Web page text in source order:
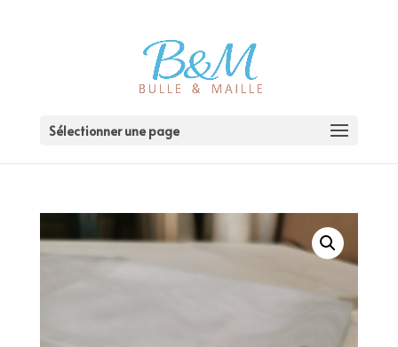
Sélectionner une page